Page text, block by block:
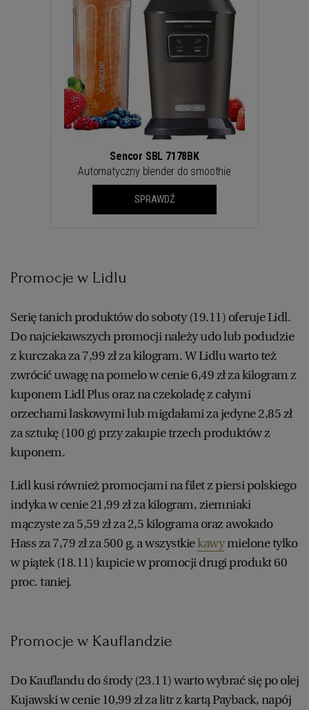
Sencor SBL 7178BK
Automatyczny blender do smoothie
SPRAWDŹ
Promocje w Lidlu
Serię tanich produktów do soboty (19.11) oferuje Lidl.
Do najciekawszych promocji należy udo lub podudzie
z kurczaka za 7,99 zł za kilogram. W Lidlu warto też
zwrócić uwagę na pomelo w cenie 6,49 zł za kilogram z
kuponem Lidl Plus oraz na czekoladę z całymi
orzechami laskowymi lub migdałami za jedyne 2,85 zł
za sztukę (100 g) przy zakupie trzech produktów z
kuponem.
Lidl kusi również promocjami na filet z piersi polskiego
indyka w cenie 21,99 zł za kilogram, ziemniaki
mączyste za 5,59 zł za 2,5 kilograma oraz awokado
Hass za 7,79 zł za 500 g, a wszystkiekawymielone tylko
w piątek (18.11) kupicie w promocji drugi produkt 60
proc. taniej.
Promocje w Kauflandzie
Do Kauflandu do środy (23.11) warto wybrać się po olej
Kujawski w cenie 10,99 zł za litr z kartą Payback, napój